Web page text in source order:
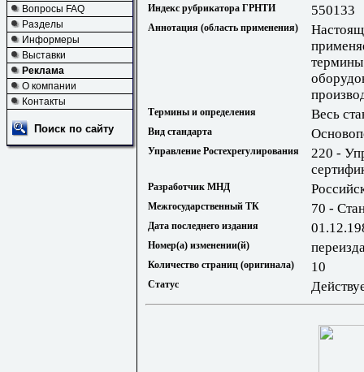
Вопросы FAQ
Разделы
Информеры
Выставки
Реклама
О компании
Контакты
Поиск по сайту
Индекс рубрикатора ГРНТИ 550133
Аннотация (область применения)
Термины и определения Весь
Вид стандарта
Управление Ростехрегулирования
220 -
Разработчик МНД
Межгосударственный ТК 70 -
Дата последнего издания
Номер(а) изменении(й)
Количество страниц (оригинала) 10
Статус